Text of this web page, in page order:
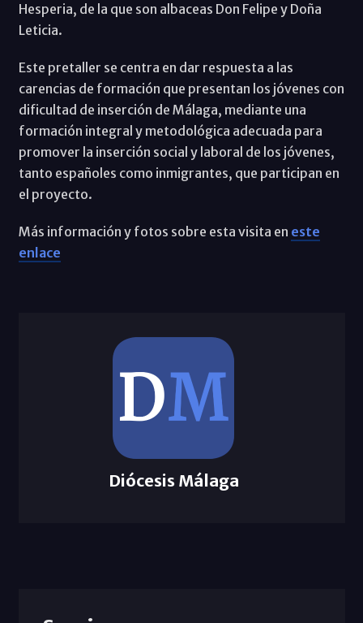
Hesperia, de la que son albaceas Don Felipe y Doña
Leticia.
Este pretaller se centra en dar respuesta a las
carencias de formación que presentan los jóvenes con
dificultad de inserción de Málaga, mediante una
formación integral y metodológica adecuada para
promover la inserción social y laboral de los jóvenes,
tanto españoles como inmigrantes, que participan en
el proyecto.
Más información y fotos sobre esta visita en este
enlace
Diócesis Málaga